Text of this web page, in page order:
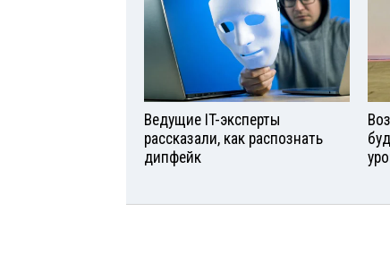
Ведущие IT-эксперты
рассказали, как распознать
дипфейк